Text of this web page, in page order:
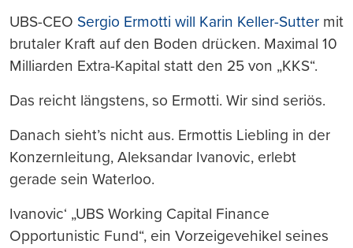
drucken
UBS-CEO Sergio Ermotti will Karin Keller-Sutter mit
brutaler Kraft auf den Boden drücken. Maximal 10
Milliarden Extra-Kapital statt den 25 von „KKS“.
Das reicht längstens, so Ermotti. Wir sind seriös.
Danach sieht’s nicht aus. Ermottis Liebling in der
Konzernleitung, Aleksandar Ivanovic, erlebt
gerade sein Waterloo.
Ivanovic‘ „UBS Working Capital Finance
Opportunistic Fund“, ein Vorzeigevehikel seines